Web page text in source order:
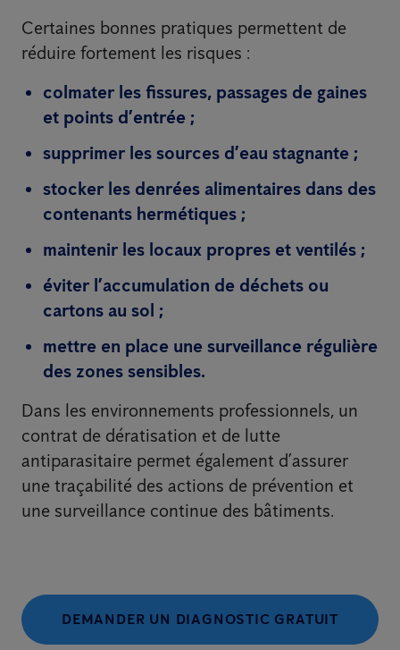
Certaines bonnes pratiques permettent de
réduire fortement les risques :
colmater les fissures, passages de gaines
et points d’entrée ;
supprimer les sources d’eau stagnante ;
stocker les denrées alimentaires dans des
contenants hermétiques ;
maintenir les locaux propres et ventilés ;
éviter l’accumulation de déchets ou
cartons au sol ;
mettre en place une surveillance régulière
des zones sensibles.
Dans les environnements professionnels, un
contrat de dératisation et de lutte
antiparasitaire permet également d’assurer
une traçabilité des actions de prévention et
une surveillance continue des bâtiments.
DEMANDER UN DIAGNOSTIC GRATUIT